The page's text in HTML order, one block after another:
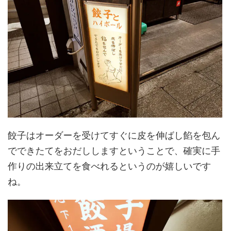
餃子はオーダーを受けてすぐに皮を伸ばし餡を包ん
でできたてをおだししますということで、確実に手
作りの出来立てを食べれるというのが嬉しいです
ね。